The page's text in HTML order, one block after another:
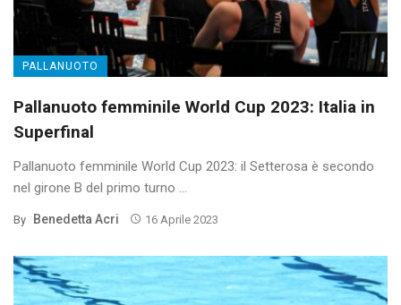
PALLANUOTO
Pallanuoto femminile World Cup 2023: Italia in
Superfinal
Pallanuoto femminile World Cup 2023: il Setterosa è secondo
nel girone B del primo turno ...
By Benedetta Acri 16 Aprile 2023